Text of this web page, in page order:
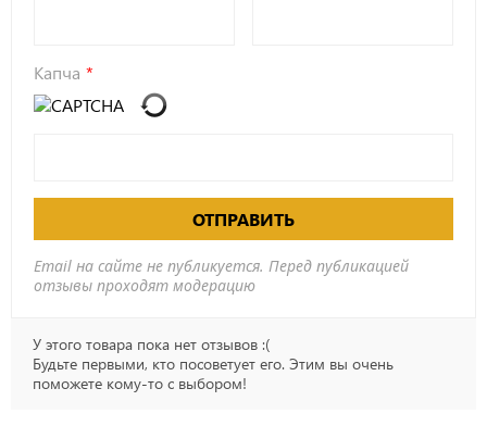
Капча
ОТПРАВИТЬ
Email на сайте не публикуется. Перед публикацией
отзывы проходят модерацию
У этого товара пока нет отзывов :(
Будьте первыми, кто посоветует его. Этим вы очень
поможете кому-то с выбором!